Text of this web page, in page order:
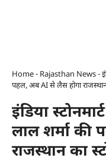
Home- Rajasthan News-
पहल, अब AI से लैस होगा राजस्थान
इंडिया
लाल शर्मा की
राजस्थान का